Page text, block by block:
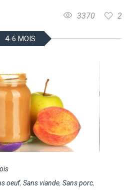
2
3370
4-6 MOIS
oeuf, Sans viande, Sans porc,